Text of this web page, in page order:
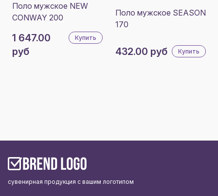
Поло мужское NEW
CONWAY 200
1 647.00
руб
Купить
Поло мужское SEASON
170
432.00 руб Купить
сувенирная продукция с вашим логотипом